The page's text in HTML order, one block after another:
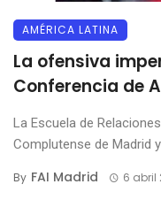
AMÉRICA LATINA
La ofensiva
Conferencia de
La Escuela de
Complutense de Madrid
By FAI Madrid 6 abril